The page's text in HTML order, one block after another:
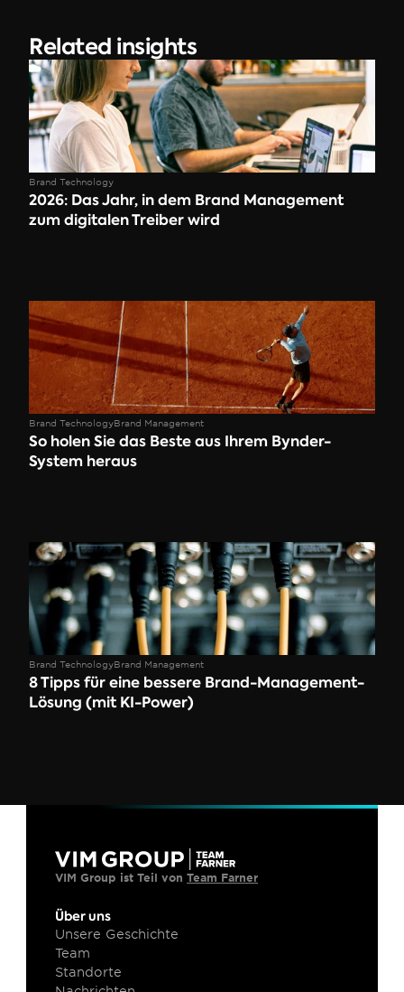
Related insights
Brand Technology
2026: Das Jahr, in dem Brand Management
zum digitalen Treiber wird
Brand TechnologyBrand Management
So holen Sie das Beste aus Ihrem Bynder-
System heraus
Brand TechnologyBrand Management
8 Tipps für eine bessere Brand-Management-
Lösung (mit KI-Power)
VIM Group ist Teil von Team Farner
Über uns
Unsere Geschichte
Team
Standorte